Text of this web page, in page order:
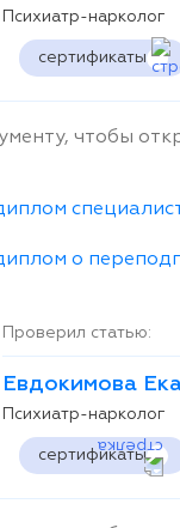
Психиатр-нарколог
сертификаты
чтобы
Проверил статью:
Евдокимова
Психиатр-нарколог
сертификаты